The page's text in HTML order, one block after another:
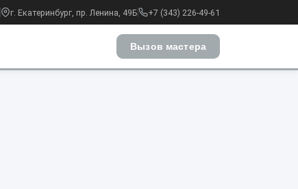
г. Екатеринбург, пр. Ленина, 49Б +7 (343) 226-49-61
Вызов мастера